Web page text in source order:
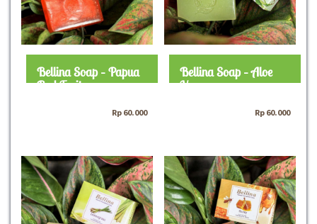
Bellina Soap – Papua
Red Fruit
Rp 60.000
Bellina Soap – Aloe
Vera
Rp 60.000